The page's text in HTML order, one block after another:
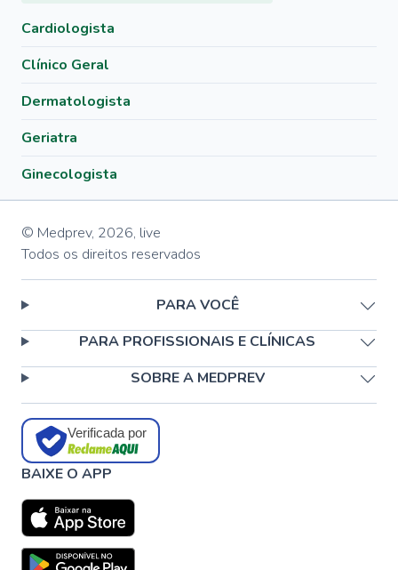
Cardiologista
Clínico Geral
Dermatologista
Geriatra
Ginecologista
© Medprev, 2026, live
Todos os direitos reservados
PARA VOCÊ
PARA PROFISSIONAIS E CLÍNICAS
SOBRE A MEDPREV
Verificada por
BAIXE O APP